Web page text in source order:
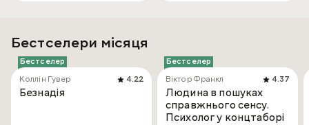
Бестселери місяця
Бестселер
Коллін Гувер
4.22
Безнадія
Бестселер
Віктор Франкл
4.37
Людина в пошуках
справжнього сенсу.
Психолог у концтаборі